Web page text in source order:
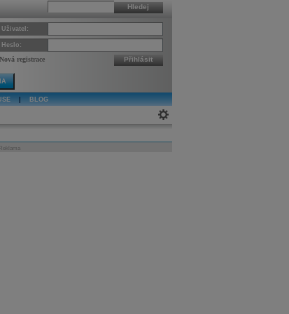
Hledej
Uživatel:
Heslo:
Nová registrace Přihlásit
BLOG
Reklama